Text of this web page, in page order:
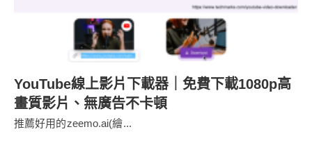
YouTube線上影片下載器｜免費下載1080p高
畫質影片、無廣告不卡頓
推薦好用的zeemo.ai(繪...